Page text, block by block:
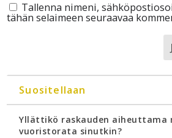
Tallenna nimeni,
tähän selaimeen seuraavaa
Suositellaan
Yllättikö raskauden aiheuttama
vuoristorata sinutkin?